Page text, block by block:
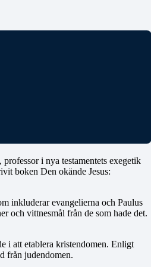
i nya testamentets exegetik
boken Den okände Jesus:
inkluderar evangelierna och Paulus
och vittnesmål från de som hade det.
i att etablera kristendomen. Enligt
från judendomen.